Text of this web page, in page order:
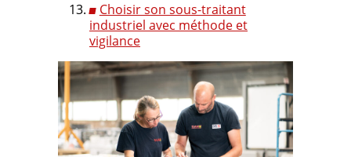
Choisir son sous-traitant
industriel avec méthode et
vigilance